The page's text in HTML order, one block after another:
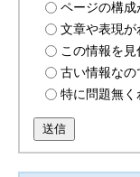
ページの構成
文章や表現が
この情報を
古い情報なの
特に問題無く
送信